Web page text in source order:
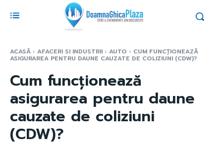
ACASĂ AFACERI SI INDUSTRII AUTO CUM FUNCȚIONEAZĂ
ASIGURAREA PENTRU DAUNE CAUZATE DE COLIZIUNI (CDW)?
Cum funcționează
asigurarea pentru daune
cauzate de coliziuni
(CDW)?